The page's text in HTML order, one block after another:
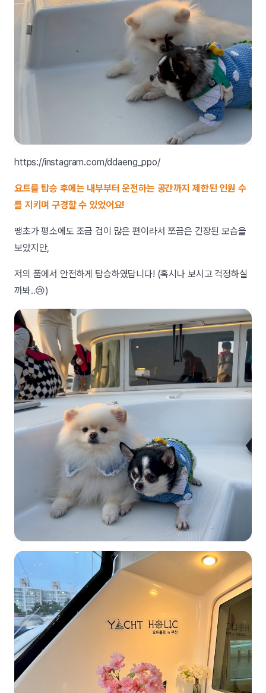
https://instagram.com/ddaeng_ppo/
요트를 탑승 후에는 내부부터 운전하는 공간까지 제한된 인원 수
를 지키며 구경할 수 있었어요!
땡초가 평소에도 조금 겁이 많은 편이라서 쪼끔은 긴장된 모습을
보았지만,
저의 품에서 안전하게 탑승하였답니다! (혹시나 보시고 걱정하실
까봐..😢)